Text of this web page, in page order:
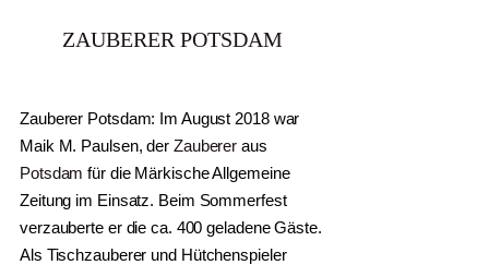
ZAUBERER POTSDAM
Zauberer Potsdam: Im August 2018 war
Maik M. Paulsen, der Zauberer aus
Potsdam für die Märkische Allgemeine
Zeitung im Einsatz. Beim Sommerfest
verzauberte er die ca. 400 geladene Gäste.
Als Tischzauberer und Hütchenspieler